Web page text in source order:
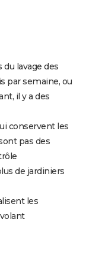
en est le film
Reeves et
retrouve
la bande-
Bragason et
principaux ?
lavage des
par semaine, ou
il y a des
conservent les
pas des
de jardiniers
les